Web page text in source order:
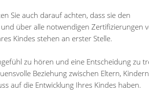
Sie auch darauf achten, dass sie den
über alle notwendigen Zertifizierungen
Kindes stehen an erster Stelle.
zu hören und eine Entscheidung zu
Beziehung zwischen Eltern,
auf die Entwicklung Ihres Kindes haben.